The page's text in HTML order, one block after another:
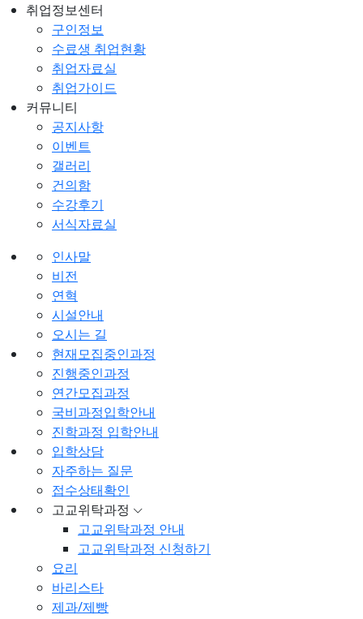
취업정보센터
구인정보
수료생 취업현황
취업자료실
취업가이드
커뮤니티
공지사항
이벤트
갤러리
건의함
수강후기
서식자료실
인사말
비전
연혁
시설안내
오시는 길
현재모집중인과정
진행중인과정
연간모집과정
국비과정입학안내
진학과정 입학안내
입학상담
자주하는 질문
접수상태확인
고교위탁과정
고교위탁과정 안내
고교위탁과정 신청하기
요리
바리스타
제과/제빵